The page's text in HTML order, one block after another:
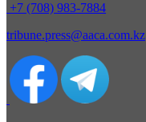
+7 (708) 983-7884
tribune.press@aaca.com.kz